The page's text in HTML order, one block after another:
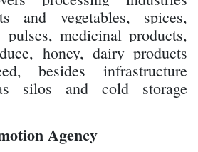
and vegetables, spices,
pulses, medicinal products,
honey, dairy products
besides infrastructure
silos and cold storage
Agency